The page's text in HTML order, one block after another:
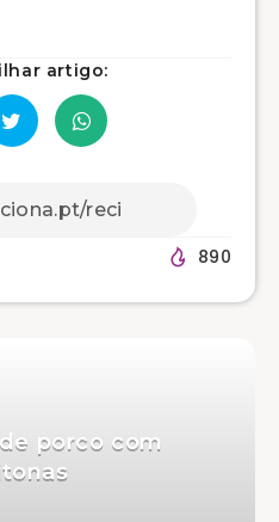
artigo:
890
porco com